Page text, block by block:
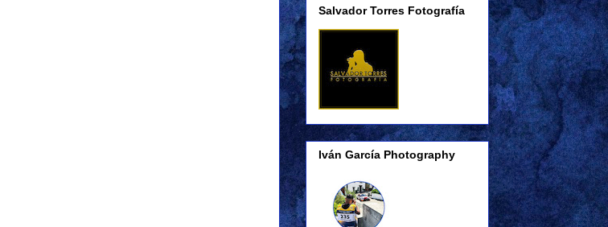
Salvador Torres Fotografía
Iván García Photography